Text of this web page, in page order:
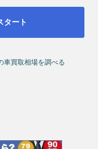
タート
車買取相場を調べる